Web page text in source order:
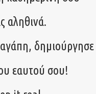
αληθινά.
δημιούργησε
εαυτού σου!